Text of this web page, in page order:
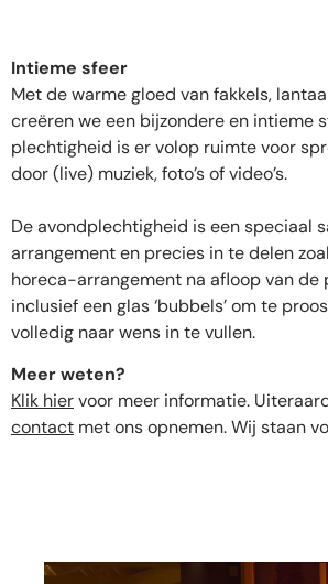
Intieme sfeer
Met de warme gloed van fakkels,
creëren we een bijzondere en intieme
plechtigheid is er volop ruimte voor
door (live) muziek, foto’s of video’s.
De avondplechtigheid is een speciaal
arrangement en precies in te delen
horeca-arrangement na afloop van de
inclusief een glas ‘bubbels’ om te
volledig naar wens in te vullen.
Meer weten?
Klik hiervoor meer informatie.
contact met ons opnemen. Wij staan